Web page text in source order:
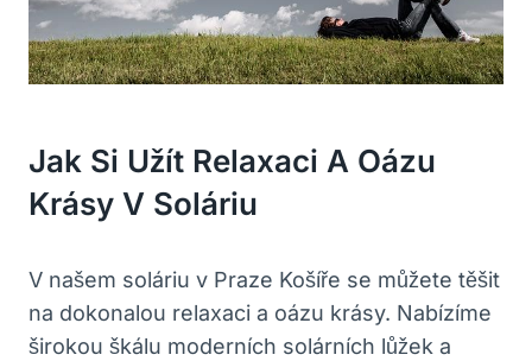
Jak Si Užít Relaxaci A ‌oázu
Krásy V Soláriu
V ⁢našem soláriu v Praze Košíře se můžete těšit‍
na dokonalou ⁤relaxaci a oázu krásy. Nabízíme
širokou ‍škálu ​moderních solárních lůžek a